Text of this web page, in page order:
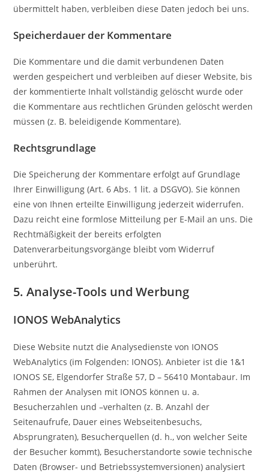
übermittelt haben, verbleiben diese Daten jedoch bei uns.
Speicherdauer der Kommentare
Die Kommentare und die damit verbundenen Daten
werden gespeichert und verbleiben auf dieser Website, bis
der kommentierte Inhalt vollständig gelöscht wurde oder
die Kommentare aus rechtlichen Gründen gelöscht werden
müssen (z. B. beleidigende Kommentare).
Rechtsgrundlage
Die Speicherung der Kommentare erfolgt auf Grundlage
Ihrer Einwilligung (Art. 6 Abs. 1 lit. a DSGVO). Sie können
eine von Ihnen erteilte Einwilligung jederzeit widerrufen.
Dazu reicht eine formlose Mitteilung per E-Mail an uns. Die
Rechtmäßigkeit der bereits erfolgten
Datenverarbeitungsvorgänge bleibt vom Widerruf
unberührt.
5. Analyse-Tools und Werbung
IONOS WebAnalytics
Diese Website nutzt die Analysedienste von IONOS
WebAnalytics (im Folgenden: IONOS). Anbieter ist die 1&1
IONOS SE, Elgendorfer Straße 57, D – 56410 Montabaur. Im
Rahmen der Analysen mit IONOS können u. a.
Besucherzahlen und –verhalten (z. B. Anzahl der
Seitenaufrufe, Dauer eines Webseitenbesuchs,
Absprungraten), Besucherquellen (d. h., von welcher Seite
der Besucher kommt), Besucherstandorte sowie technische
Daten (Browser- und Betriebssystemversionen) analysiert